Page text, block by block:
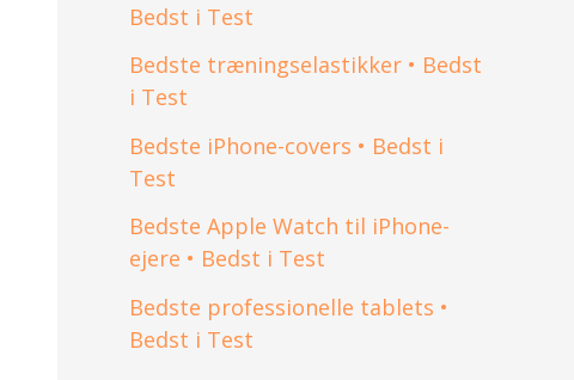
Bedst i Test
Bedste træningselastikker • Bedst
i Test
Bedste iPhone-covers • Bedst i
Test
Bedste Apple Watch til iPhone-
ejere • Bedst i Test
Bedste professionelle tablets •
Bedst i Test